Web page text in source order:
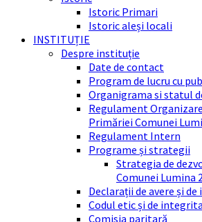
Istoric Primari
Istoric aleși locali
INSTITUȚIE
Despre instituție
Date de contact
Program de lucru cu
Organigrama si statul
Regulament
Primăriei Comunei
Regulament Intern
Programe și strategii
Strategia de
Comunei Lumina
Declarații de avere și de
Codul etic și de
Comisia paritară